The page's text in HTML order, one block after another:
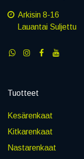
Arkisin 8-16
Lauantai Suljettu
Tuotteet
Kesärenkaat
Kitkarenkaat
Nastarenkaat